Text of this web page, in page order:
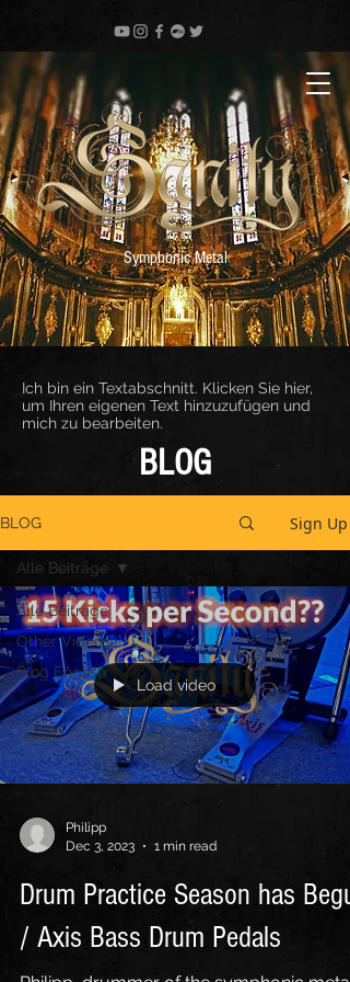
Symphonic Metal
Ich bin ein Textabschnitt. Klicken Sie hier,
um Ihren eigenen Text hinzuzufügen und
mich zu bearbeiten.
BLOG
BLOG Sign Up
Alle Beiträge
Other Videos
Blog English
Alle Beiträge
Load video
Philipp
Dec 3, 2023
1 min read
Drum Practice Season has
/ Axis Bass Drum Pedals